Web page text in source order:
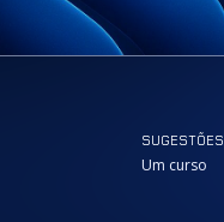
SUGESTÕES
Um curso